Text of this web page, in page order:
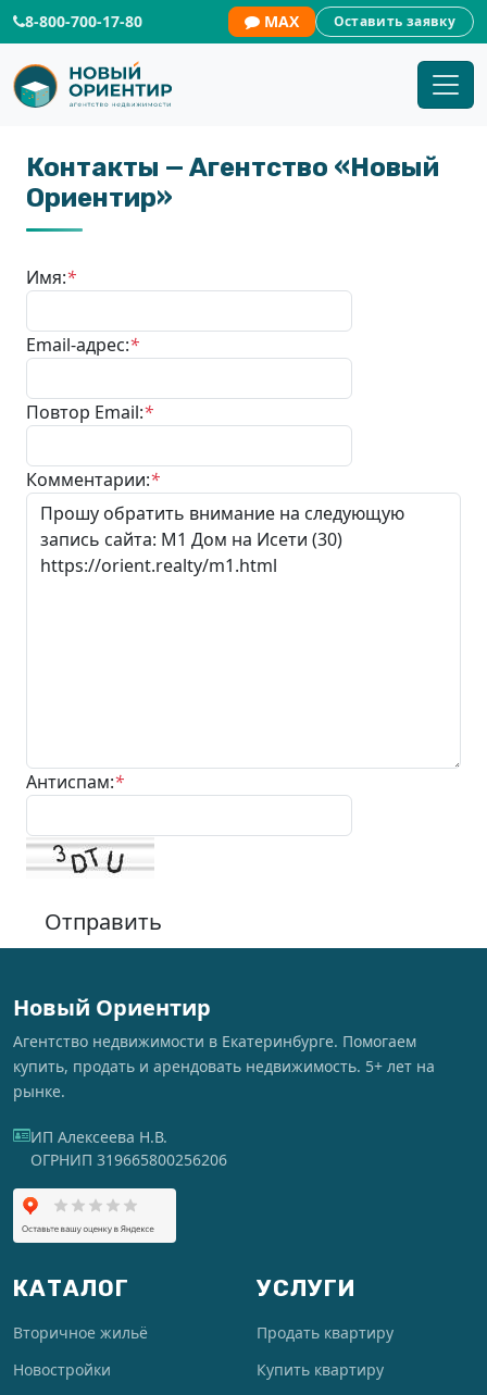
8-800-700-17-80 MAX Оставить заявку
Контакты — Агентство «Новый
Ориентир»
Имя:*
Email-адрес:*
Повтор Email:*
Комментарии:*
Антиспам:*
Отправить
Новый Ориентир
Агентство недвижимости в Екатеринбурге. Помогаем
купить, продать и арендовать недвижимость. 5+ лет на
рынке.
ИП Алексеева Н.В.
ОГРНИП 319665800256206
КАТАЛОГ
Вторичное жильё
Новостройки
УСЛУГИ
Продать квартиру
Купить квартиру